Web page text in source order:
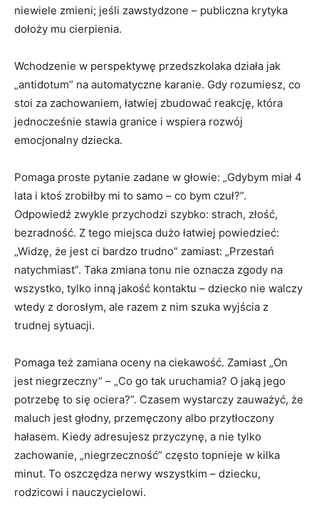
niewiele zmieni; jeśli zawstydzone – publiczna krytyka
dołoży mu cierpienia.
Wchodzenie w perspektywę przedszkolaka działa jak
„antidotum” na automatyczne karanie. Gdy rozumiesz, co
stoi za zachowaniem, łatwiej zbudować reakcję, która
jednocześnie stawia granice i wspiera rozwój
emocjonalny dziecka.
Pomaga proste pytanie zadane w głowie: „Gdybym miał 4
lata i ktoś zrobiłby mi to samo – co bym czuł?”.
Odpowiedź zwykle przychodzi szybko: strach, złość,
bezradność. Z tego miejsca dużo łatwiej powiedzieć:
„Widzę, że jest ci bardzo trudno” zamiast: „Przestań
natychmiast”. Taka zmiana tonu nie oznacza zgody na
wszystko, tylko inną jakość kontaktu – dziecko nie walczy
wtedy z dorosłym, ale razem z nim szuka wyjścia z
trudnej sytuacji.
Pomaga też zamiana oceny na ciekawość. Zamiast „On
jest niegrzeczny” – „Co go tak uruchamia? O jaką jego
potrzebę to się ociera?”. Czasem wystarczy zauważyć, że
maluch jest głodny, przemęczony albo przytłoczony
hałasem. Kiedy adresujesz przyczynę, a nie tylko
zachowanie, „niegrzeczność” często topnieje w kilka
minut. To oszczędza nerwy wszystkim – dziecku,
rodzicowi i nauczycielowi.